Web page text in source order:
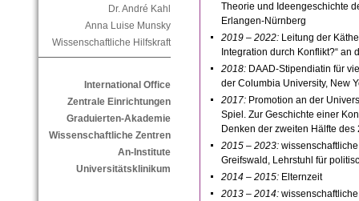
Dr. André Kahl
Anna Luise Munsky
Wissenschaftliche Hilfskraft
International Office
Zentrale Einrichtungen
Graduierten-Akademie
Wissenschaftliche Zentren
An-Institute
Universitätsklinikum
Theorie und Ideengeschichte
Erlangen-Nürnberg
2019 – 2022: Leitung der
Integration durch Konflikt?“ an
2018: DAAD-Stipendiatin für
der Columbia University, New
2017: Promotion an der
Spiel. Zur Geschichte einer
Denken der zweiten Hälfte des
2015 – 2023:
Greifswald, Lehrstuhl für
2014 – 2015: Elternzeit
2013 – 2014: